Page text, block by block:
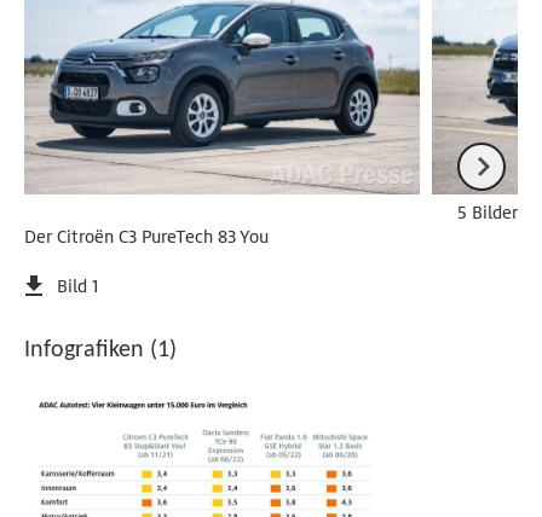
Der Citroën C3 PureTech 83 You
Bild 1
5 Bilder
Infografiken (1)